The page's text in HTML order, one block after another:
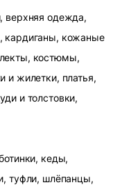
верхняя одежда,
кардиганы, кожаные
костюмы,
и жилетки, платья,
и толстовки,
кеды,
туфли, шлёпанцы,